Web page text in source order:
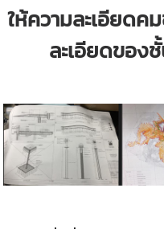
ให้ความละเอียดค
ละเอียดของ